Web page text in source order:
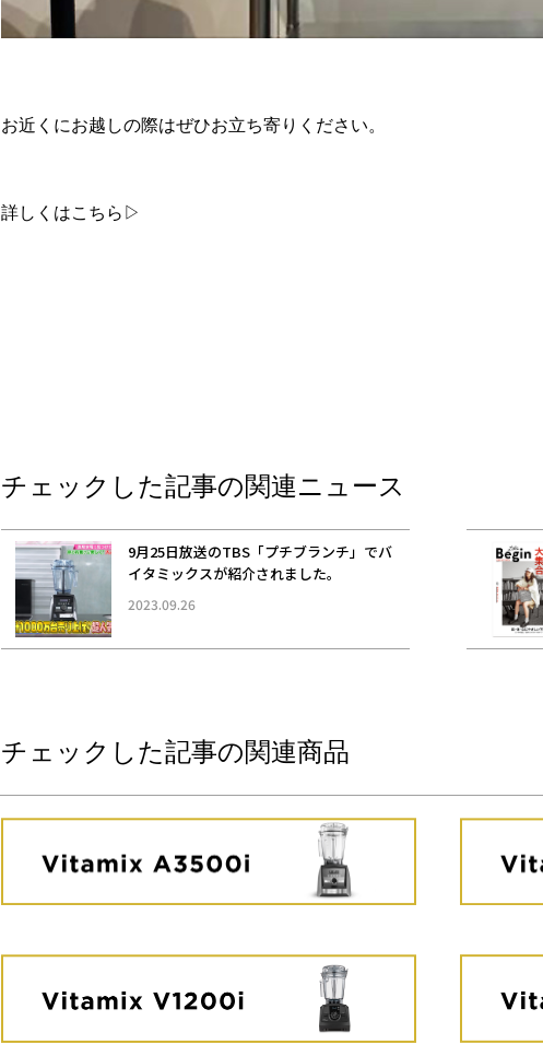
お近くにお越しの際はぜひお立ち寄りください。
詳しくはこちら▷
チェックした記事の関連ニュース
9月25日放送のTBS「プチブランチ」でバ
イタミックスが紹介されました。
2023.09.26
チェックした記事の関連商品